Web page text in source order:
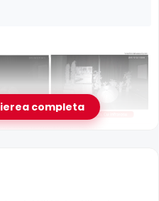
actiune de pana la
completa